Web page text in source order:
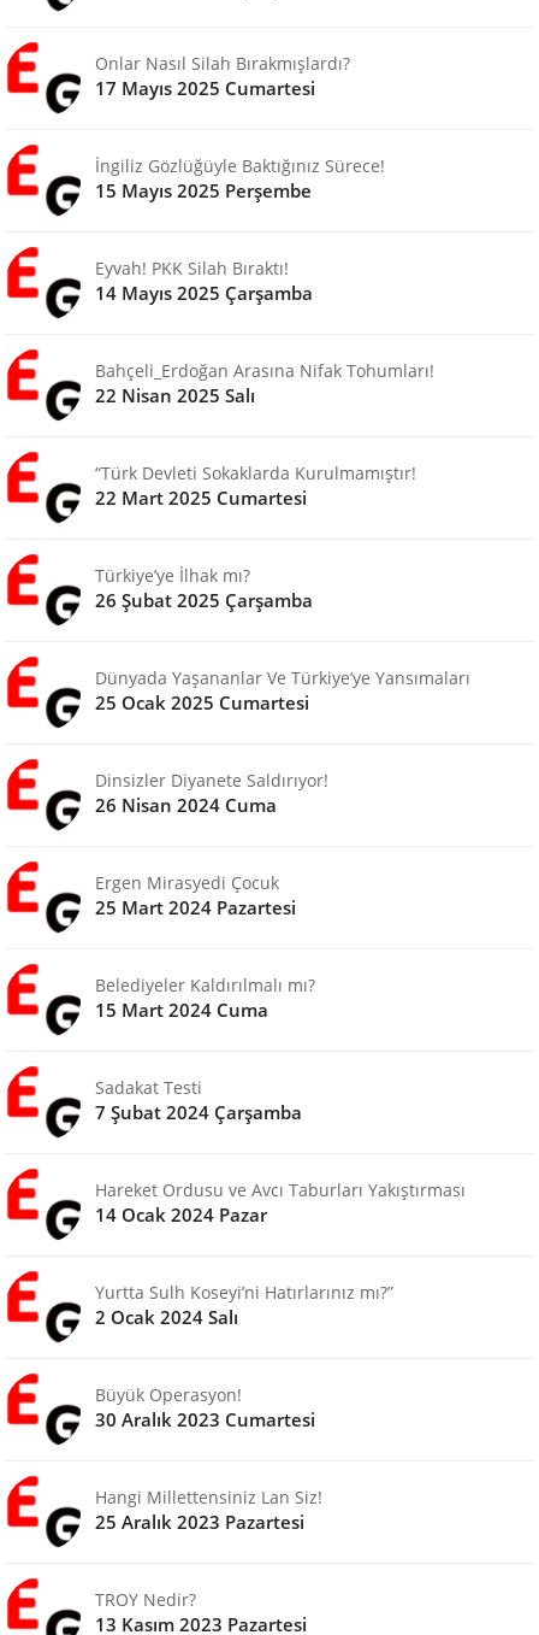
Onlar Nasıl Silah Bırakmışlardı?
17 Mayıs 2025 Cumartesi
İngiliz Gözlüğüyle Baktığınız Sürece!
15 Mayıs 2025 Perşembe
Eyvah! PKK Silah Bıraktı!
14 Mayıs 2025 Çarşamba
Bahçeli_Erdoğan Arasına Nifak Tohumları!
22 Nisan 2025 Salı
“Türk Devleti Sokaklarda Kurulmamıştır!
22 Mart 2025 Cumartesi
Türkiye’ye İlhak mı?
26 Şubat 2025 Çarşamba
Dünyada Yaşananlar Ve Türkiye’ye Yansımaları
25 Ocak 2025 Cumartesi
Dinsizler Diyanete Saldırıyor!
26 Nisan 2024 Cuma
Ergen Mirasyedi Çocuk
25 Mart 2024 Pazartesi
Belediyeler Kaldırılmalı mı?
15 Mart 2024 Cuma
Sadakat Testi
7 Şubat 2024 Çarşamba
Hareket Ordusu ve Avcı Taburları Yakıştırması
14 Ocak 2024 Pazar
Yurtta Sulh Koseyi’ni Hatırlarınız mı?”
2 Ocak 2024 Salı
Büyük Operasyon!
30 Aralık 2023 Cumartesi
Hangi Millettensiniz Lan Siz!
25 Aralık 2023 Pazartesi
TROY Nedir?
13 Kasım 2023 Pazartesi